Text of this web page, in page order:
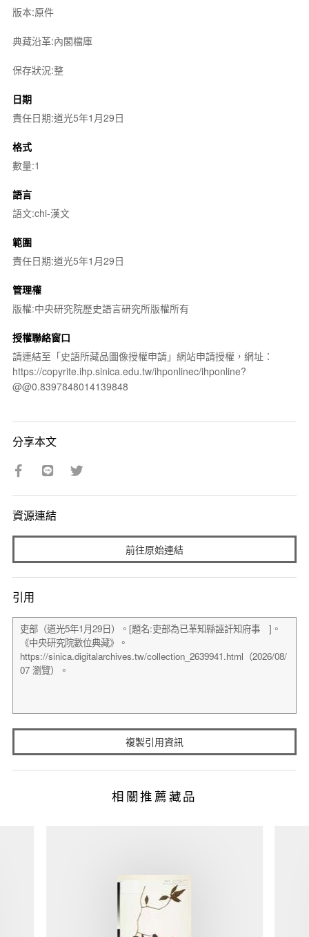
版本:原件
典藏沿革:內閣檔庫
保存狀況:整
日期
責任日期:道光5年1月29日
格式
數量:1
語言
語文:chi-漢文
範圍
責任日期:道光5年1月29日
管理權
版權:中央研究院歷史語言研究所版權所有
授權聯絡窗口
請連結至「史語所藏品圖像授權申請」網站申請授權，網址：
https://copyrite.ihp.sinica.edu.tw/ihponlinec/ihponline?
@@0.8397848014139848
分享本文
資源連結
前往原始連結
引用
複製引用資訊
相關推薦藏品